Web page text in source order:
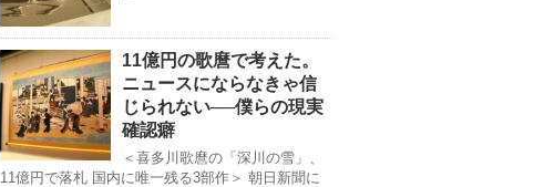
11億円の歌麿で考えた。
ニュースにならなきゃ信
じられない──僕らの現実
確認癖
＜喜多川歌麿の「深川の雪」、
11億円で落札 国内に唯一残る3部作＞ 朝日新聞に